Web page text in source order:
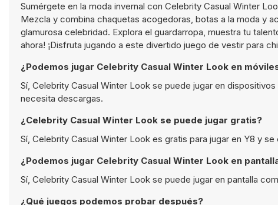
Sumérgete en la moda invernal con Celebrity Casual Winter
Mezcla y combina chaquetas acogedoras, botas a la moda y
glamurosa celebridad. Explora el guardarropa, muestra tu
ahora! ¡Disfruta jugando a este divertido juego de vestir para
¿Podemos jugar Celebrity Casual Winter Look en
Sí, Celebrity Casual Winter Look se puede jugar en
necesita descargas.
¿Celebrity Casual Winter Look se puede jugar gratis?
Sí, Celebrity Casual Winter Look es gratis para jugar en Y8 y
¿Podemos jugar Celebrity Casual Winter Look en
Sí, Celebrity Casual Winter Look se puede jugar en pantalla
¿Qué juegos podemos probar después?